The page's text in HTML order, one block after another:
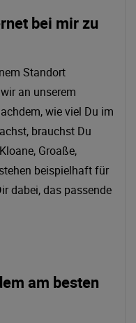
bei mir zu
Standort
an unserem
wie viel Du im
brauchst Du
Groaße,
beispielhaft für
dabei, das passende
am besten